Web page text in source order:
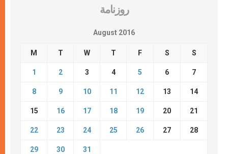
روزنامة
August 2016
M T W T F S S
1 2 3 4 5 6 7
8 9 10 11 12 13 14
15 16 17 18 19 20 21
22 23 24 25 26 27 28
29 30 31